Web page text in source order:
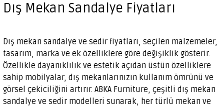
Dış Mekan Sandalye Fiyatları
Dış mekan sandalye ve sedir fiyatları, seçilen malzemeler,
tasarım, marka ve ek özelliklere göre değişiklik gösterir.
Özellikle dayanıklılık ve estetik açıdan üstün özelliklere
sahip mobilyalar, dış mekanlarınızın kullanım ömrünü ve
görsel çekiciliğini artırır. ABKA Furniture, çeşitli dış mekan
sandalye ve sedir modelleri sunarak, her türlü mekan ve